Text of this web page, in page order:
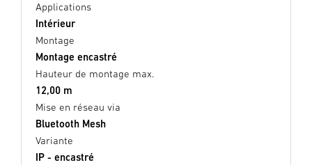
Applications
Intérieur
Montage
Montage encastré
Hauteur de montage max.
12,00 m
Mise en réseau via
Bluetooth Mesh
Variante
IP - encastré